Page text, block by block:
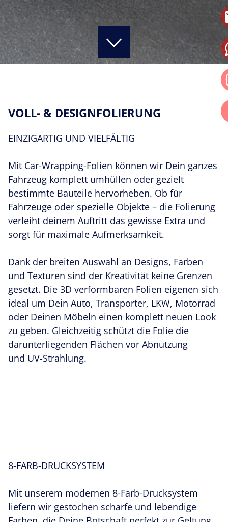
EINSATZ- & BEHÖRDENFAHRZEUGE
LACKSCHUTZFOLIEN & KERAMIKVERSIEGELUNG
AUTOGLASFOLIEN & SCHEIBENTÖNUNG
DEKOR- & SICHTSCHUTZFOLIEN
WERBEANLAGEN & WEGLEITSYSTEME
REFERENZEN
KONTAKT
VOLL- & DESIGNFOLIERUNG
EINZIGARTIG UND VIELFÄLTIG
Mit Car-Wrapping-Folien können wir Dein ganzes
Fahrzeug komplett umhüllen oder gezielt
bestimmte Bauteile hervorheben. Ob für
Fahrzeuge oder spezielle Objekte – die Folierung
verleiht deinem Auftritt das gewisse Extra und
sorgt für maximale Aufmerksamkeit.
Dank der breiten Auswahl an Designs, Farben
und Texturen sind der Kreativität keine Grenzen
gesetzt. Die 3D verformbaren Folien eigenen sich
ideal um Dein Auto, Transporter, LKW, Motorrad
oder Deinen Möbeln einen komplett neuen Look
zu geben. Gleichzeitig schützt die Folie die
darunterliegenden Flächen vor Abnutzung
und UV-Strahlung.
8-FARB-DRUCKSYSTEM
Mit unserem modernen 8-Farb-Drucksystem
liefern wir gestochen scharfe und lebendige